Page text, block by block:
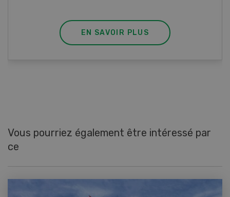
EN SAVOIR PLUS
Vous pourriez également être intéressé par
ce